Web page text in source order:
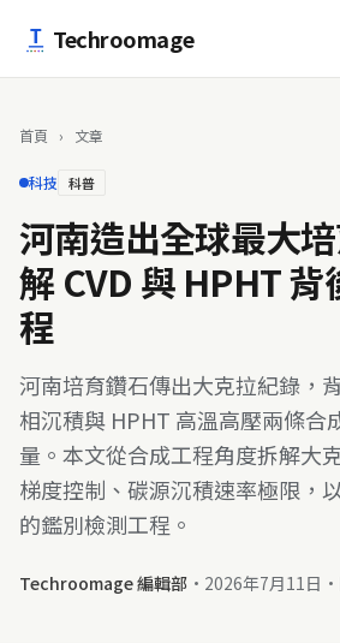
Techroomage
首頁 › 文章
科技 科普
河南造出全球最大
解 CVD 與 HPHT
程
河南培育鑽石傳出大克拉紀錄，
相沉積與 HPHT 高溫高壓兩條合
量。本文從合成工程角度拆解大
梯度控制、碳源沉積速率極限，
的鑑別檢測工程。
Techroomage 編輯部 · 2026年7月11日 ·